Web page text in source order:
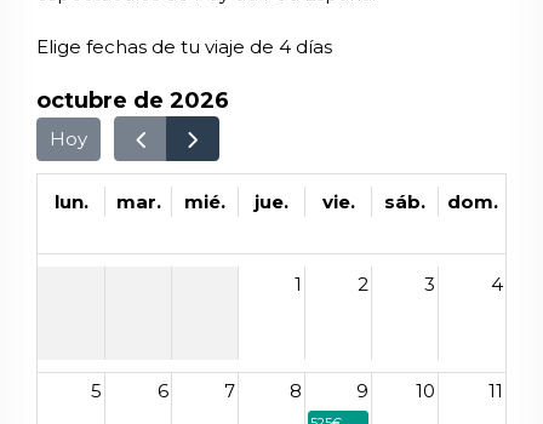
Elige fechas de tu viaje de 4 días
octubre de 2026
Hoy
lun. mar. mié. jue. vie. sáb. dom.
1 2 3 4
5 6 7 8 9 10 11